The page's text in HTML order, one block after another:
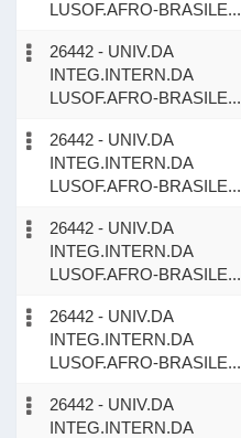
LUSOF.AFRO-BRASILE...
26442 - UNIV.DA
INTEG.INTERN.DA
LUSOF.AFRO-BRASILE...
26442 - UNIV.DA
INTEG.INTERN.DA
LUSOF.AFRO-BRASILE...
26442 - UNIV.DA
INTEG.INTERN.DA
LUSOF.AFRO-BRASILE...
26442 - UNIV.DA
INTEG.INTERN.DA
LUSOF.AFRO-BRASILE...
26442 - UNIV.DA
INTEG.INTERN.DA